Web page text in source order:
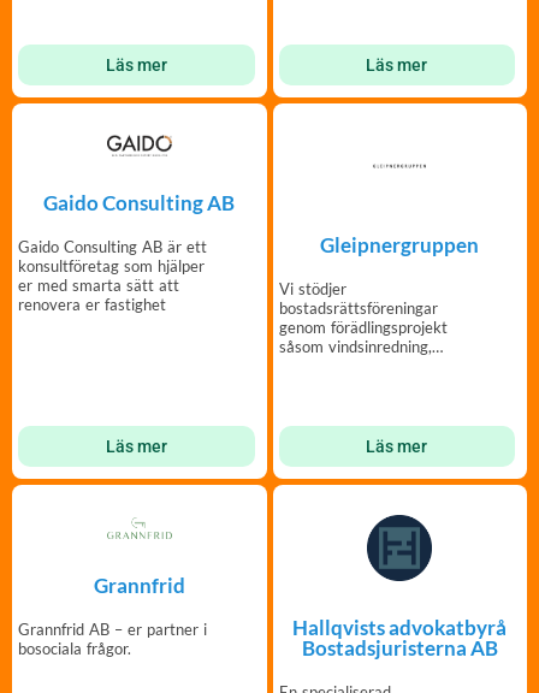
Läs mer Läs mer
Gaido Consulting AB
Gaido Consulting AB är ett
konsultföretag som hjälper
er med smarta sätt att
renovera er fastighet
Läs mer
Gleipnergruppen
Vi stödjer
bostadsrättsföreningar
genom förädlingsprojekt
såsom vindsinredning,
Läs mer
Grannfrid
Grannfrid AB – er partner i
bosociala frågor.
Hallqvists advokatbyrå
Bostadsjuristerna AB